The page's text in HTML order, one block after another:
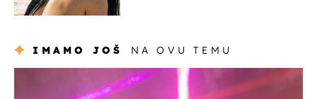
IMAMO JOŠ NA OVU TEMU